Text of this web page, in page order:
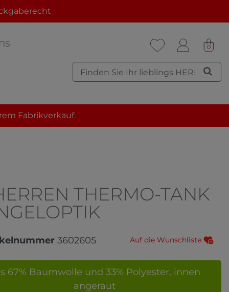
0
Fabrikverkauf.
THERMO-TANK
3602605 Auf die Wunschliste
67% Baumwolle und 33% Polyester, innen
angeraut